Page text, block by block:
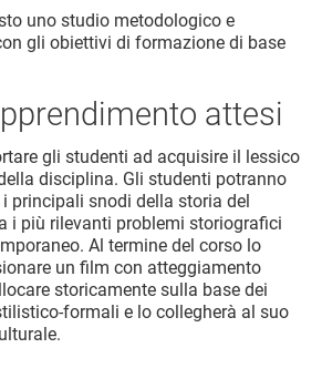
uno studio metodologico e
gli obiettivi di formazione di base
attesi
gli studenti ad acquisire il lessico
disciplina. Gli studenti potranno
principali snodi della storia del
i più rilevanti problemi storiografici
Al termine del corso lo
un film con atteggiamento
storicamente sulla base dei
formali e lo collegherà al suo